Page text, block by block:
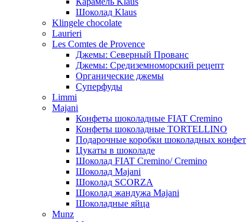
Шоколад Klaus
Klingele chocolate
Laurieri
Les Comtes de Provence
Джемы: Северный Прованс
Джемы: Средиземноморский рецепт
Органические джемы
Суперфуды
Limmi
Majani
Конфеты шоколадные FIAT Cremino
Конфеты шоколадные TORTELLINO
Подарочные коробки шоколадных конфет
Цукаты в шоколаде
Шоколад FIAT Cremino/ Cremino
Шоколад Majani
Шоколад SCORZA
Шоколад жандужа Majani
Шоколадные яйца
Munz